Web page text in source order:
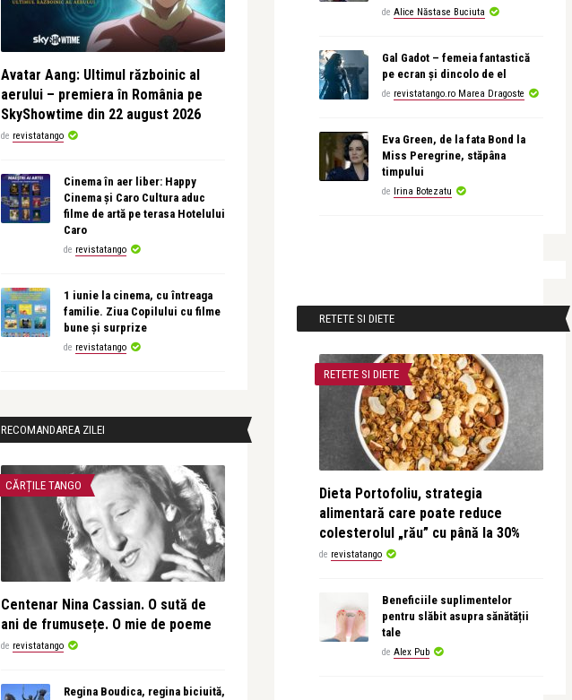
Avatar Aang: Ultimul războinic al
aerului – premiera în România pe
SkyShowtime din 22 august 2026
de revistatango
Cinema în aer liber: Happy
Cinema și Caro Cultura aduc
filme de artă pe terasa Hotelului
Caro
de revistatango
1 iunie la cinema, cu întreaga
familie. Ziua Copilului cu filme
bune și surprize
de revistatango
RECOMANDAREA ZILEI
CĂRȚILE TANGO
Centenar Nina Cassian. O sută de
ani de frumusețe. O mie de poeme
de revistatango
Regina Boudica, regina biciuită,
de Alice Năstase Buciuta
Gal Gadot – femeia fantastică
pe ecran și dincolo de el
de revistatango.ro Marea Dragoste
Eva Green, de la fata Bond la
Miss Peregrine, stăpâna
timpului
de Irina Botezatu
RETETE SI DIETE
RETETE SI DIETE
Dieta Portofoliu, strategia
alimentară care poate reduce
colesterolul „rău” cu până la 30%
de revistatango
Beneficiile suplimentelor
pentru slăbit asupra sănătății
tale
de Alex Pub